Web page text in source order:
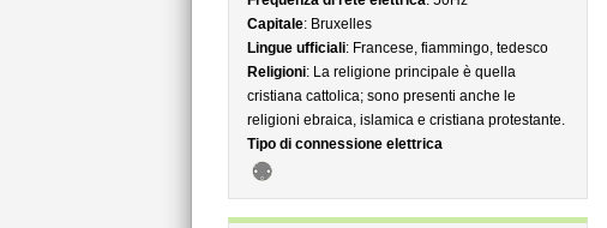
Capitale: Bruxelles
Lingue ufficiali: Francese, fiammingo, tedesco
Religioni: La religione principale è quella
cristiana cattolica; sono presenti anche le
religioni ebraica, islamica e cristiana protestante.
Tipo di connessione elettrica